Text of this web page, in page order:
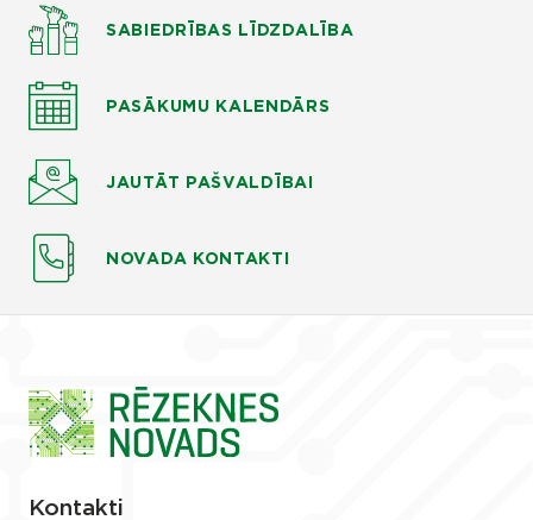
SABIEDRĪBAS LĪDZDALĪBA
PASĀKUMU KALENDĀRS
JAUTĀT PAŠVALDĪBAI
NOVADA KONTAKTI
Kontakti